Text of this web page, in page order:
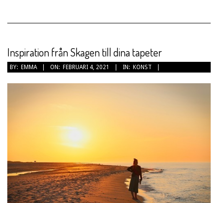
Inspiration från Skagen till dina tapeter
2021-
BY: EMMA ON: FEBRUARI 4, 2021 IN: KONST